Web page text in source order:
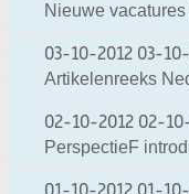
Nieuwe
03-10-2012 03-
Artikelenreeks
02-10-2012 02-
PerspectieF